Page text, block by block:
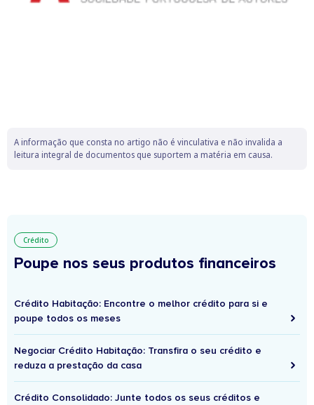
A informação que consta no artigo não é vinculativa e não invalida a
leitura integral de documentos que suportem a matéria em causa.
Crédito
Poupe nos seus produtos financeiros
Crédito Habitação: Encontre o melhor crédito para si e
poupe todos os meses
Negociar Crédito Habitação: Transfira o seu crédito e
reduza a prestação da casa
Crédito Consolidado: Junte todos os seus créditos e